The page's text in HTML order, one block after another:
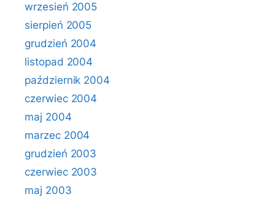
wrzesień 2005
sierpień 2005
grudzień 2004
listopad 2004
październik 2004
czerwiec 2004
maj 2004
marzec 2004
grudzień 2003
czerwiec 2003
maj 2003